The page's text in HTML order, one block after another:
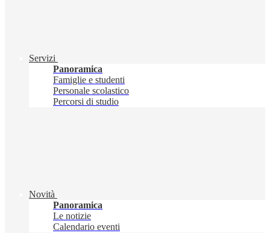
Servizi
Panoramica
Famiglie e studenti
Personale scolastico
Percorsi di studio
Novità
Panoramica
Le notizie
Calendario eventi